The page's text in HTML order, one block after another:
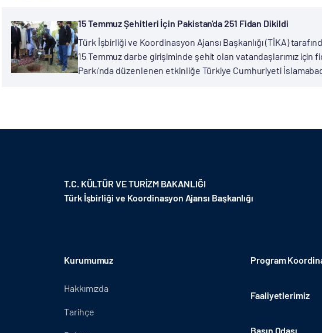
15 Temmuz Şehitleri İçin Pakistan'da 251 Fidan Dikildi
Türk İşbirliği ve Koordinasyon Ajansı Başkanlığı (TİKA)
15 Temmuz darbe girişiminde şehit olan vatandaşlarımız
Parkı’nda düzenlenen etkinliğe Türkiye Cumhuriyeti
T.C. KÜLTÜR VE TURİZM BAKANLIĞI
Türk İşbirliği ve Koordinasyon Ajansı Başkanlığı
Kurumumuz
Hakkımızda
Tarihçe
Program
Faaliyetlerimiz
Basın Odası